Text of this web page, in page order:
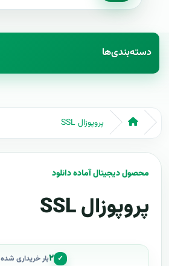
دسته‌بندی‌ها
پروپوزال SSL
محصول دیجیتال آماده دانلود
پروپوزال SSL
✓ ۲بار خریداری شده